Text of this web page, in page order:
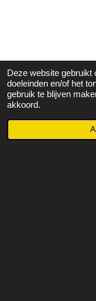
Deze website
doeleinden en/of het
gebruik te blijven
akkoord.